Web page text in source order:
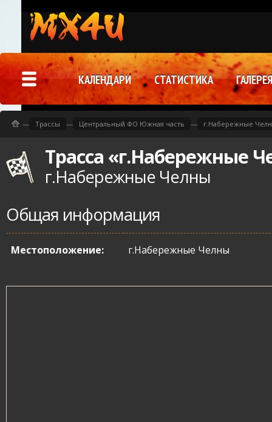
Трасса «г.Набережные
г.Набережные Челны
Общая информация
Местоположение: г.Набережные Челны
— Трассы — Центральный ФО Южная часть — г.Набережные
КАЛЕНДАРИ СТАТИСТИКА ГАЛЕРЕЯ